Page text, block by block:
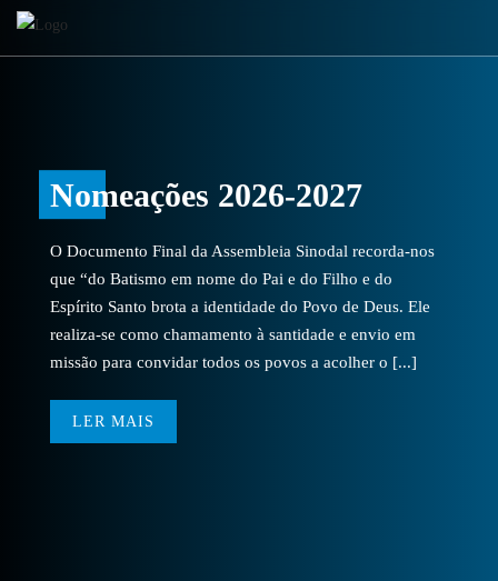
Nomeações 2026-2027
O Documento Final da Assembleia Sinodal recorda-nos
que “do Batismo em nome do Pai e do Filho e do
Espírito Santo brota a identidade do Povo de Deus. Ele
realiza-se como chamamento à santidade e envio em
missão para convidar todos os povos a acolher o [...]
LER MAIS